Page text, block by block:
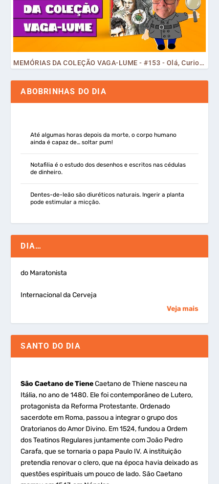
MEMÓRIAS DA COLEÇÃO VAGA-LUME - #153 - Olá, Curiosos! 2023
ABOBRINHAS DO DIA
Até algumas horas depois da morte, o corpo humano
ainda é capaz de… soltar pum!
Notafilia é o estudo dos desenhos e escritos nas cédulas
de dinheiro.
Dentes-de-leão são diuréticos naturais. Ingerir a planta
pode estimular a micção.
DIA…
do Maratonista
Internacional da Cerveja
Veja mais
SANTO DO DIA
São Caetano de TieneCaetano de Thiene nasceu na
Itália, no ano de 1480. Ele foi contemporâneo de Lutero,
protagonista da Reforma Protestante. Ordenado
sacerdote em Roma, passou a integrar o grupo dos
Oratorianos do Amor Divino. Em 1524, fundou a Ordem
dos Teatinos Regulares juntamente com João Pedro
Carafa, que se tornaria o papa Paulo IV. A instituição
pretendia renovar o clero, que na época havia deixado as
questões espirituais um pouco de lado. São Caetano